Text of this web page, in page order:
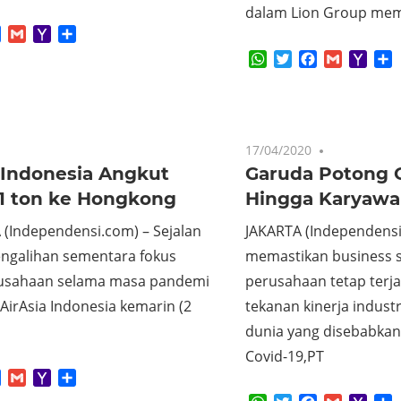
Facebook
GmailYahoo
dalam Lion Group
WhatsApp
TwitterFacebook
Gmail
Angkut
ton ke Hongkong
(Independensi.com) – Sejalan
sementara fokus
selama masa pandemi
Indonesia kemarin (2
Facebook
GmailYahoo
17/04/2020
Garuda Potong
Hingga
JAKARTA
memastikan business
perusahaan tetap
tekanan kinerja
dunia yang
Covid-19,PT